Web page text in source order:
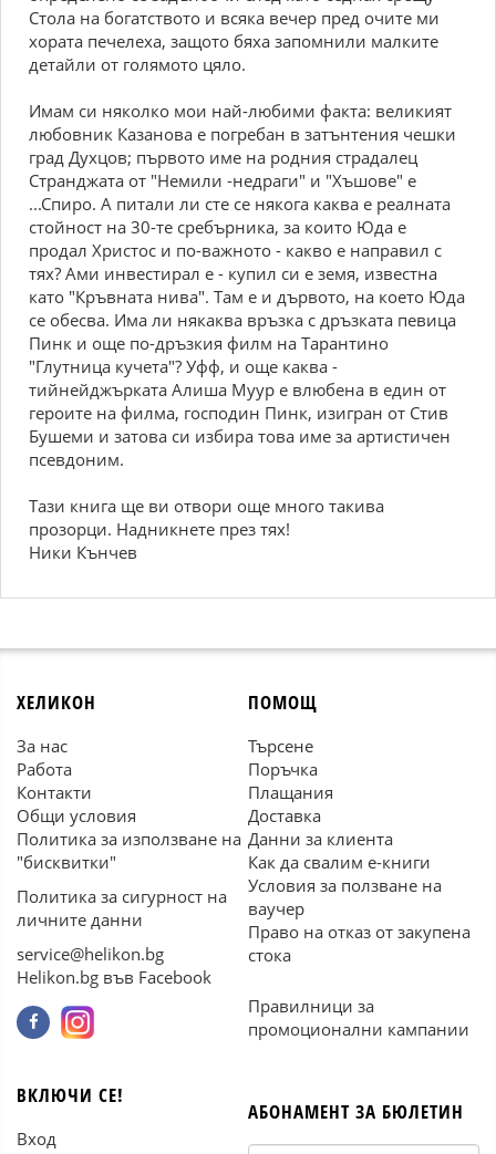
Стола на богатството и всяка вечер пред очите ми
хората печелеха, защото бяха запомнили малките
детайли от голямото цяло.
Имам си няколко мои най-любими факта: великият
любовник Казанова е погребан в затънтения чешки
град Духцов; първото име на родния страдалец
Странджата от "Немили -недраги" и "Хъшове" е
...Спиро. А питали ли сте се някога каква е реалната
стойност на 30-те сребърника, за които Юда е
продал Христос и по-важното - какво е направил с
тях? Ами инвестирал е - купил си е земя, известна
като "Кръвната нива". Там е и дървото, на което Юда
се обесва. Има ли някаква връзка с дръзката певица
Пинк и още по-дръзкия филм на Тарантино
"Глутница кучета"? Уфф, и още каква -
тийнейджърката Алиша Муур е влюбена в един от
героите на филма, господин Пинк, изигран от Стив
Бушеми и затова си избира това име за артистичен
псевдоним.
Тази книга ще ви отвори още много такива
прозорци. Надникнете през тях!
Ники Кънчев
ХЕЛИКОН
За нас
Работа
Контакти
Общи условия
Политика за използване на
"бисквитки"
Политика за сигурност на
личните данни
service@helikon.bg
Helikon.bg във Facebook
ПОМОЩ
Търсене
Поръчка
Плащания
Доставка
Данни за клиента
Как да свалим е-книги
Условия за ползване на
ваучер
Право на отказ от закупена
стока
Правилници за
промоционални кампании
ВКЛЮЧИ СЕ!
Вход
АБОНАМЕНТ ЗА БЮЛЕТИН